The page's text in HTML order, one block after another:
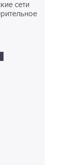
сети